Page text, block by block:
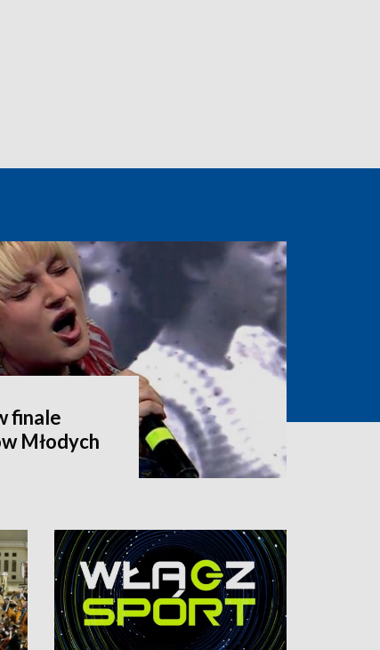
finale
Młodych